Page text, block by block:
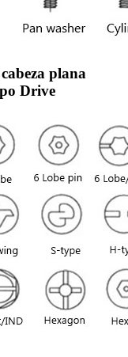
plana
Drive